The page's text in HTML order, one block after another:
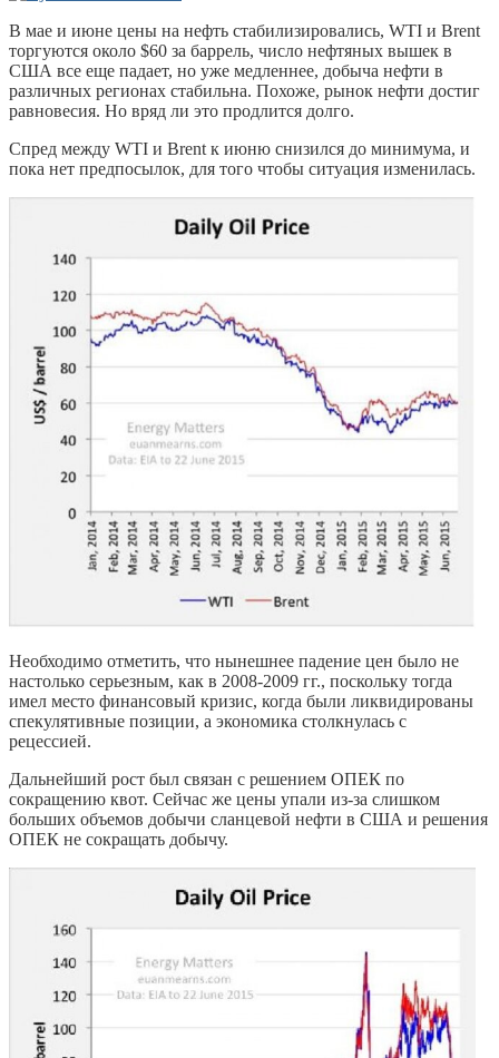
В мае и июне цены на нефть стабилизировались, WTI и Brent
торгуются около $60 за баррель, число нефтяных вышек в
США все еще падает, но уже медленнее, добыча нефти в
различных регионах стабильна. Похоже, рынок нефти достиг
равновесия. Но вряд ли это продлится долго.
Спред между WTI и Brent к июню снизился до минимума, и
пока нет предпосылок, для того чтобы ситуация изменилась.
Необходимо отметить, что нынешнее падение цен было не
настолько серьезным, как в 2008-2009 гг., поскольку тогда
имел место финансовый кризис, когда были ликвидированы
спекулятивные позиции, а экономика столкнулась с
рецессией.
Дальнейший рост был связан с решением ОПЕК по
сокращению квот. Сейчас же цены упали из-за слишком
больших объемов добычи сланцевой нефти в США и решения
ОПЕК не сокращать добычу.